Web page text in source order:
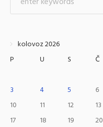
kolovoz 2026
P
U S Č
3
4 5 6
10
11 12 13
17
18 19 20